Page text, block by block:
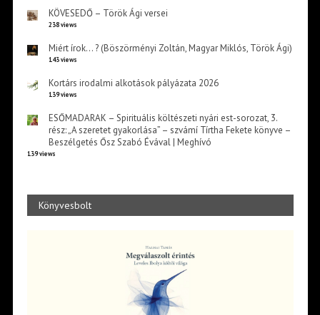
KÖVESEDŐ – Török Ági versei
238 views
Miért írok… ? (Böszörményi Zoltán, Magyar Miklós, Török Ági)
143 views
Kortárs irodalmi alkotások pályázata 2026
139 views
ESŐMADARAK – Spirituális költészeti nyári est-sorozat, 3.
rész: „A szeretet gyakorlása” – szvámí Tírtha Fekete könyve –
Beszélgetés Ősz Szabó Évával | Meghívó
139 views
Könyvesbolt